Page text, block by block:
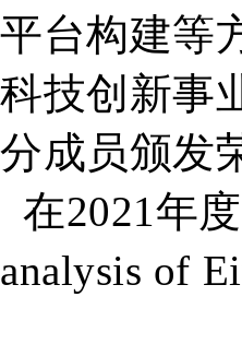
平台构建等
科技创新事
分成员颁发
在2021年
analysis of